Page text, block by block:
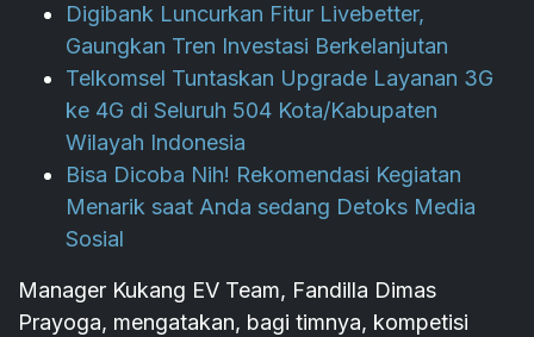
Digibank Luncurkan Fitur Livebetter,
Gaungkan Tren Investasi Berkelanjutan
Telkomsel Tuntaskan Upgrade Layanan 3G
ke 4G di Seluruh 504 Kota/Kabupaten
Wilayah Indonesia
Bisa Dicoba Nih! Rekomendasi Kegiatan
Menarik saat Anda sedang Detoks Media
Sosial
Manager Kukang EV Team, Fandilla Dimas
Prayoga, mengatakan, bagi timnya, kompetisi